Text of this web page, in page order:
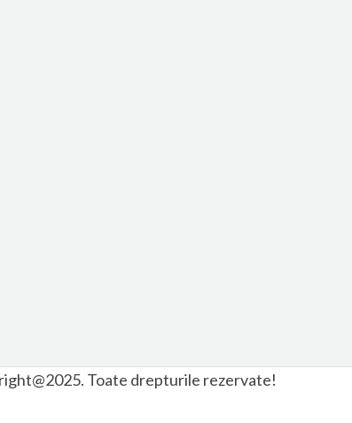
Toate drepturile rezervate!